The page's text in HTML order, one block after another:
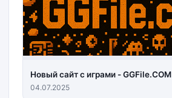
Новый сайт с играми - GGFile.COM
04.07.2025